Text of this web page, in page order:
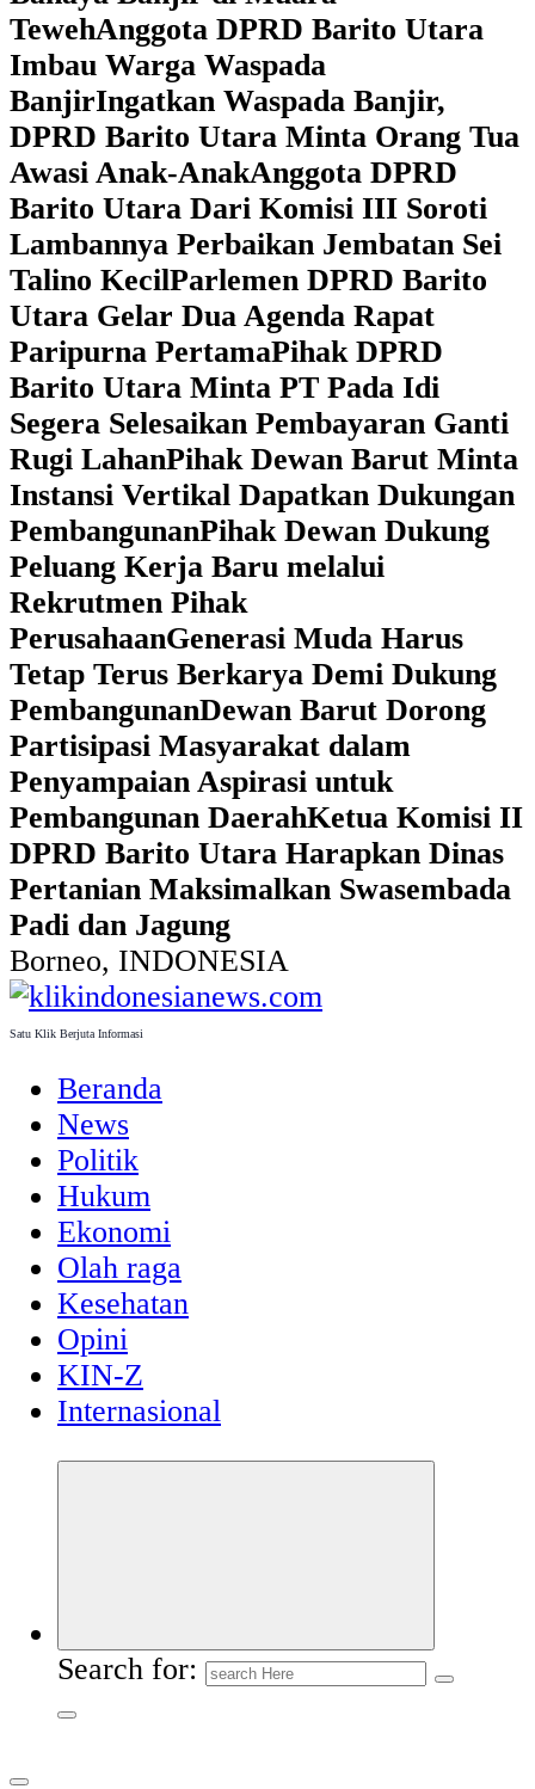
TewehAnggota DPRD Barito Utara
Imbau Warga Waspada
BanjirIngatkan Waspada Banjir,
DPRD Barito Utara Minta Orang Tua
Awasi Anak-AnakAnggota DPRD
Barito Utara Dari Komisi III Soroti
Lambannya Perbaikan Jembatan Sei
Talino KecilParlemen DPRD Barito
Utara Gelar Dua Agenda Rapat
Paripurna PertamaPihak DPRD
Barito Utara Minta PT Pada Idi
Segera Selesaikan Pembayaran Ganti
Rugi LahanPihak Dewan Barut Minta
Instansi Vertikal Dapatkan Dukungan
PembangunanPihak Dewan Dukung
Peluang Kerja Baru melalui
Rekrutmen Pihak
PerusahaanGenerasi Muda Harus
Tetap Terus Berkarya Demi Dukung
PembangunanDewan Barut Dorong
Partisipasi Masyarakat dalam
Penyampaian Aspirasi untuk
Pembangunan DaerahKetua Komisi II
DPRD Barito Utara Harapkan Dinas
Pertanian Maksimalkan Swasembada
Padi dan Jagung
Borneo, INDONESIA
Satu Klik Berjuta Informasi
Beranda
News
Politik
Hukum
Ekonomi
Olah raga
Kesehatan
Opini
KIN-Z
Internasional
Search for: